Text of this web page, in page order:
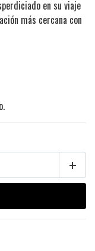
en su viaje
más cercana con
+